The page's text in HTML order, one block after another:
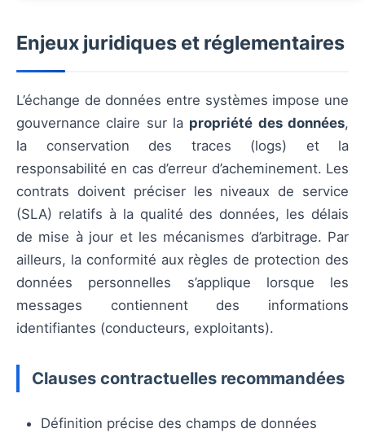
Enjeux juridiques et réglementaires
L’échange de données entre systèmes impose une
gouvernance claire sur la propriété des données,
la conservation des traces (logs) et la
responsabilité en cas d’erreur d’acheminement. Les
contrats doivent préciser les niveaux de service
(SLA) relatifs à la qualité des données, les délais
de mise à jour et les mécanismes d’arbitrage. Par
ailleurs, la conformité aux règles de protection des
données personnelles s’applique lorsque les
messages contiennent des informations
identifiantes (conducteurs, exploitants).
Clauses contractuelles recommandées
Définition précise des champs de données